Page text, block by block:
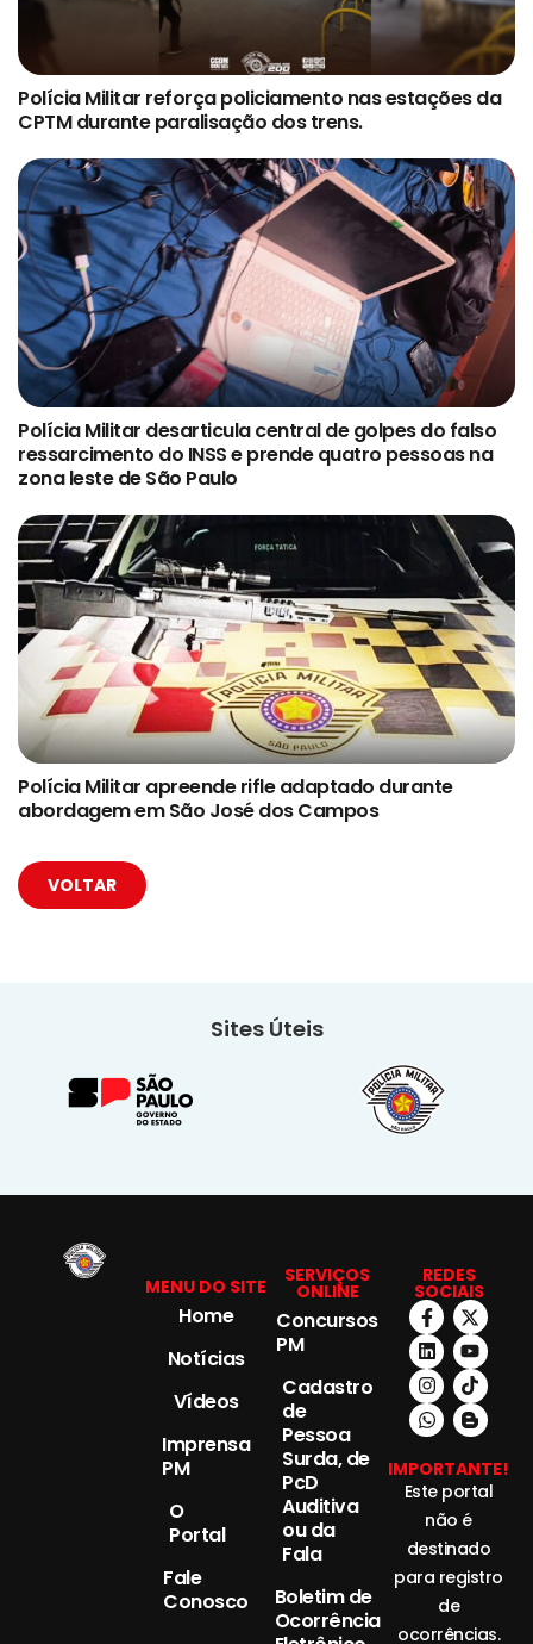
Polícia Militar reforça policiamento nas estações da
CPTM durante paralisação dos trens.
Polícia Militar desarticula central de golpes do falso
ressarcimento do INSS e prende quatro pessoas na
zona leste de São Paulo
Polícia Militar apreende rifle adaptado durante
abordagem em São José dos Campos
VOLTAR
Sites Úteis
MENU DO SITE
Home
Notícias
Vídeos
Imprensa
PM
O
Portal
Fale
Conosco
SERVIÇOS
ONLINE
Concursos
PM
Cadastro
de
Pessoa
Surda, de
PcD
Auditiva
ou da
Fala
Boletim de
Ocorrência
REDES
SOCIAIS
IMPORTANTE!
Este portal
não é
destinado
para registro
de
ocorrências.